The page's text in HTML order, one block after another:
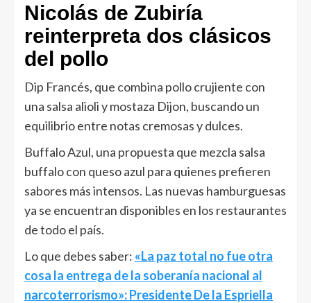
Nicolás de Zubiría
reinterpreta dos clásicos
del pollo
Dip Francés, que combina pollo crujiente con
una salsa alioli y mostaza Dijon, buscando un
equilibrio entre notas cremosas y dulces.
Buffalo Azul, una propuesta que mezcla salsa
buffalo con queso azul para quienes prefieren
sabores más intensos. Las nuevas hamburguesas
ya se encuentran disponibles en los restaurantes
de todo el país.
Lo que debes saber: «La paz total no fue otra
cosa la entrega de la soberanía nacional al
narcoterrorismo»: Presidente De la Espriella